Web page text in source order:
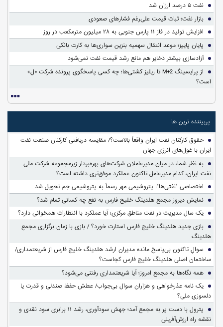
نفت ۵ درصد ارزان شد
بازار نفت؛ ثبات قیمت علی‌رغم فشارهای صعودی
افزایش تولید در فاز ۱۱ پارس جنوبی به ۲۸ میلیون مترمکعب در روز
پایان پاییز؛ موعد انتقال سهمیه بنزین سواری‌ها به کارت بانکی
آزادسازی بیشتر ذخایر هم مانع رشد قیمت نفت نمی‌شود
از پرایسینگ M+2 تا ریلیز کشتی‌ها؛ چه کسی پاسخگوی پرونده شرکت «ل»
است؟
پربیننده ترین ها
حقوق کارکنان نفت ایران واقعاً بالاست؟/ مقایسه دریافتی کارکنان صنعت نفت
ایران با غول‌های انرژی جهان
به نظر شما، در میان مدیرعاملان شرکت‌های بهره‌بردار زیرمجموعه شرکت ملی
نفت ایران، کدام مدیرعامل تاکنون عملکرد موفق‌تری داشته است؟
اختصاصی "نفتی‌ها": پتروشیمی مهر رسماً به پتروشیمی جم تحویل شد
نمایش دیروز مجمع هلدینگ خلیج فارس به نفع چه کسانی تمام شد؟
یک سال مدیریت در نفت مناطق مرکزی؛ آیا عملکرد با انتظارات همخوانی دارد؟
بازی جدید هلدینگ خلیج فارس استارت خورد؟ / بازی با زمان برگزاری مجمع
هلدینگ
سوالِ تاکنون بی‌پاسخ مانده مدیران ارشد هلدینگ خلیج فارس از شریعتمداری/
ساختمان اصلی هلدینگ خلیج فارس کجاست؟
همه نگاه‌ها به مجمع امروز؛ آیا شریعتمداری رفتنی می‌شود؟
یک نامه عذرخواهی و هزاران سوال بی‌جواب/ عطش حفظ صندلی و قدرت یا
دلسوزی ملی؟
پترول با دست پر به مجمع آمد؛ جهش سودآوری، رشد ۱۱ برابری سود نقدی و
نقشه راه ارزش‌آفرینی